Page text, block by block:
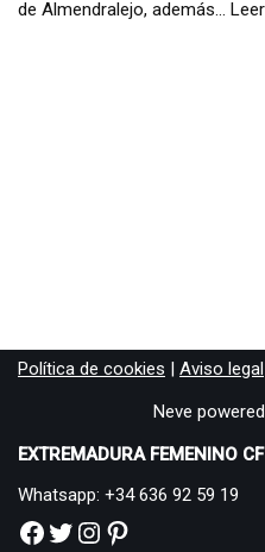
de Almendralejo, además…
Política de cookies | Aviso legal
Neve
EXTREMADURA FEMENINO CF
Whatsapp: +34 636 92 59 19